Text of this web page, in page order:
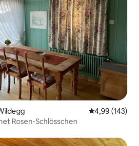
Gemiddelde
4,99 (143)
Rosen-Schlösschen